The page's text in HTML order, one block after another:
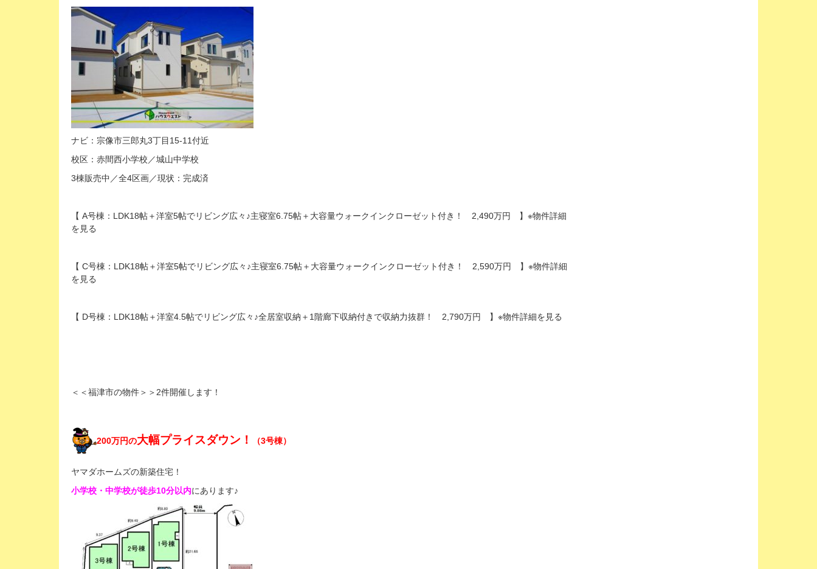
ナビ：宗像市三郎丸3丁目15-11付近
校区：赤間西小学校／城山中学校
3棟販売中／全4区画／現状：完成済
【 A号棟：LDK18帖＋洋室5帖でリビング広々♪主寝室6.75帖＋大容量ウォークインクローゼット付き！ 2,490万円 】※物件詳細
を見る
【 C号棟：LDK18帖＋洋室5帖でリビング広々♪主寝室6.75帖＋大容量ウォークインクローゼット付き！ 2,590万円 】※物件詳細
を見る
【 D号棟：LDK18帖＋洋室4.5帖でリビング広々♪全居室収納＋1階廊下収納付きで収納力抜群！ 2,790万円 】※物件詳細を見る
＜＜福津市の物件＞＞2件開催します！
200万円の大幅プライスダウン！ （3号棟）
ヤマダホームズの新築住宅！
小学校・中学校が徒歩10分以内にあります♪